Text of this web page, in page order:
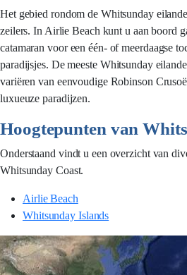
Het gebied rondom de Whitsunday
zeilers. In Airlie Beach kunt u aan boord
catamaran voor een één- of meerdaagse
paradijsjes. De meeste Whitsunday
variëren van eenvoudige Robinson
luxueuze paradijzen.
Hoogtepunten van
Onderstaand vindt u een overzicht van
Whitsunday Coast.
Airlie Beach
Whitsunday Islands